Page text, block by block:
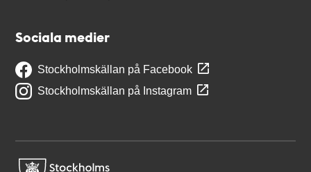
Sociala medier
Stockholmskällan på Facebook
Stockholmskällan på Instagram